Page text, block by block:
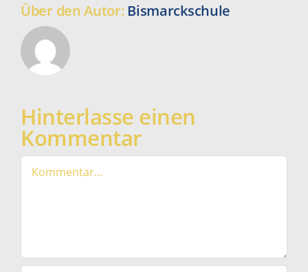
Über den Autor: Bismarckschule
Hinterlasse einen
Kommentar